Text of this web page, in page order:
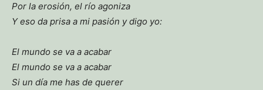
Por la erosión, el río agoniza
Y eso da prisa a mi pasión y digo yo:
El mundo se va a acabar
El mundo se va a acabar
Si un día me has de querer